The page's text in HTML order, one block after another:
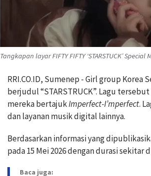
Tangkapan layar FIFTY FIFTY ‘STARSTUCK’ Special
RRI.CO.ID, Sumenep - Girl group Korea
berjudul “STARSTRUCK”. Lagu
mereka bertajukImperfect-I’mperfect.
dan layanan musik digital lainnya.
Berdasarkan informasi yang
pada 15 Mei 2026 dengan durasi
Baca juga: